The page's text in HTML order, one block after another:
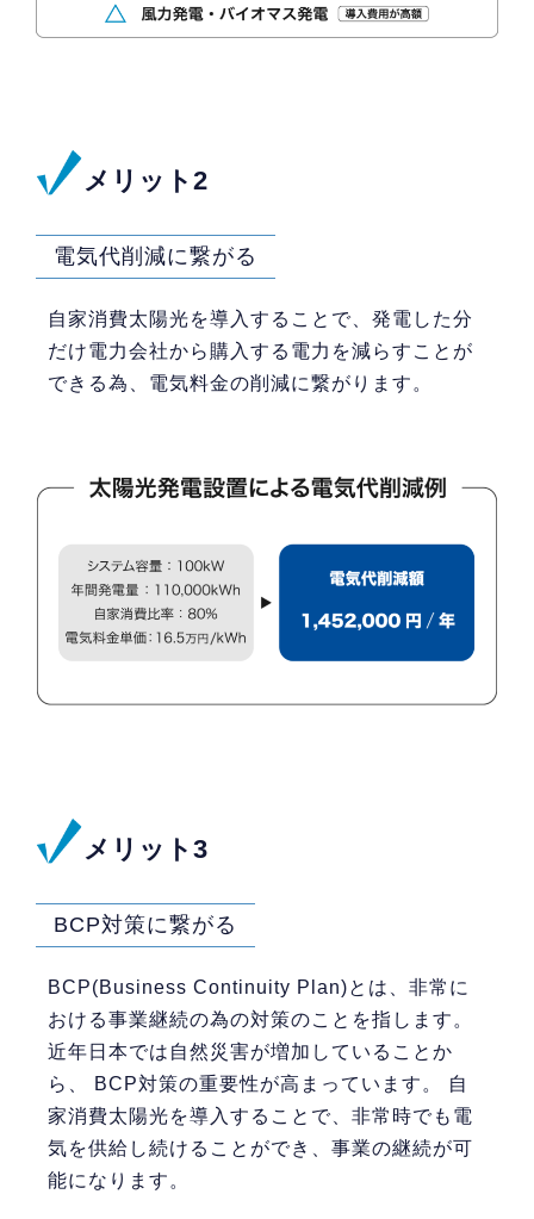
メリット2
電気代削減に繋がる
自家消費太陽光を導入することで、発電した分
だけ電力会社から購入する電力を減らすことが
できる為、電気料金の削減に繋がります。
メリット3
BCP対策に繋がる
BCP(Business Continuity Plan)とは、非常に
おける事業継続の為の対策のことを指します。
近年日本では自然災害が増加していることか
ら、 BCP対策の重要性が高まっています。 自
家消費太陽光を導入することで、非常時でも電
気を供給し続けることができ、事業の継続が可
能になります。